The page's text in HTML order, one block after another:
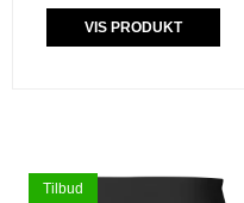
VIS PRODUKT
Tilbud